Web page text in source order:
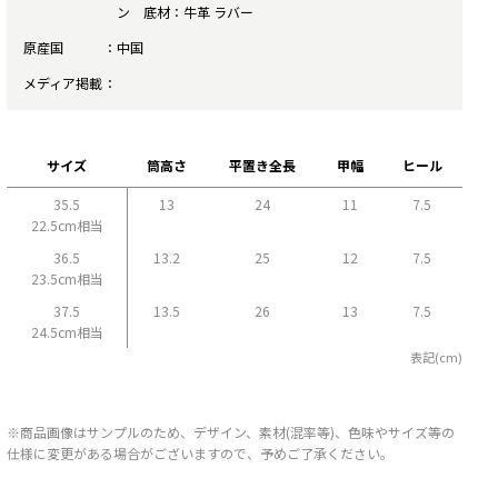
ン 底材：牛革 ラバー
原産国
中国
メディア掲載
サイズ 筒高さ 平置き全長 甲幅 ヒール
35.5
22.5cm相当
13 24 11 7.5
36.5
23.5cm相当
13.2 25 12 7.5
37.5
24.5cm相当
13.5 26 13 7.5
表記(cm)
※商品画像はサンプルのため、デザイン、素材(混率等)、色味やサイズ等の
仕様に変更がある場合がございますので、予めご了承ください。